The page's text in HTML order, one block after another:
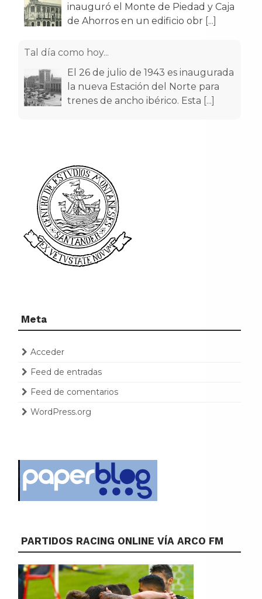
inauguró el Monte de Piedad y Caja
de Ahorros en un edificio obr [...]
Tal día como hoy...
El 26 de julio de 1943 es inaugurada
la nueva Estación del Norte para
trenes de ancho ibérico. Esta [...]
Meta
Acceder
Feed de entradas
Feed de comentarios
WordPress.org
PARTIDOS RACING ONLINE VÍA ARCO FM